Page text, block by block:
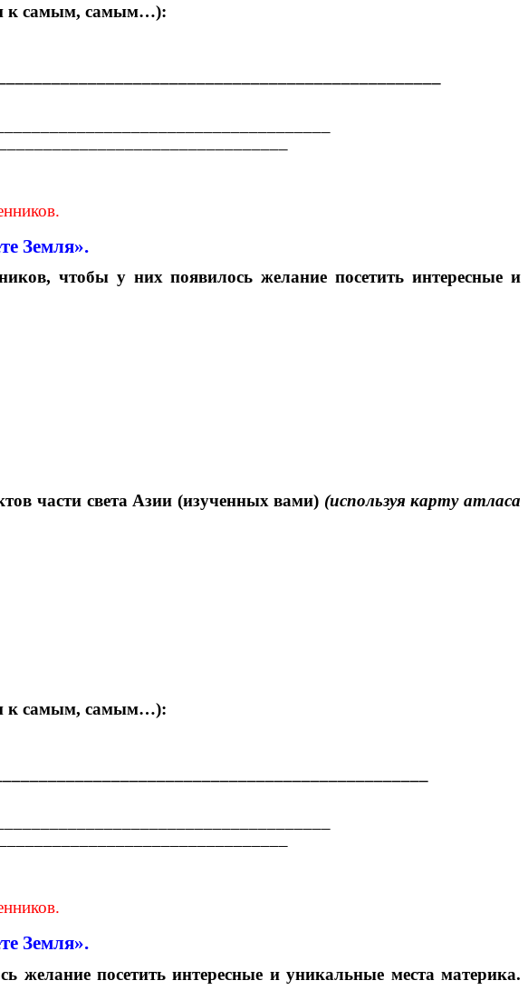
к самым, самым…):
Земля».
чтобы у них появилось желание посетить интересные и
части света Азии (изученных вами) (используя карту атласа
к самым, самым…):
Земля».
посетить интересные и уникальные места материка.